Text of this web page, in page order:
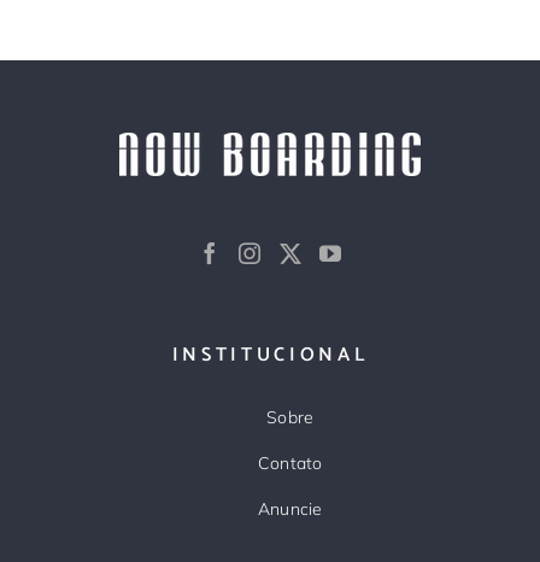
INSTITUCIONAL
Sobre
Contato
Anuncie